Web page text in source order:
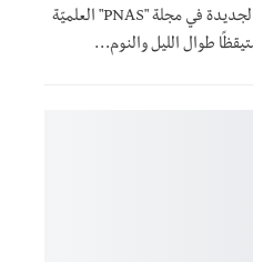
وفقاً لبحثٍ نشرته جامعة كولورادو الجديدة في مجلة "PNAS" العلميّة
طوال الليل والنوم…